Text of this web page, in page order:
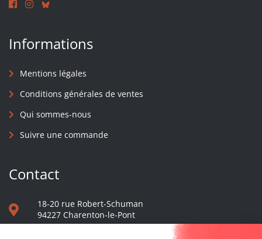
Informations
Mentions légales
Conditions générales de ventes
Qui sommes-nous
Suivre une commande
Contact
18-20 rue Robert-Schuman
94227 Charenton-le-Pont